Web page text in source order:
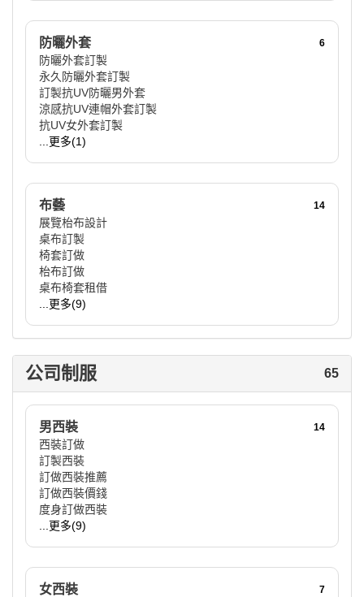
防曬外套 6
防曬外套訂製
永久防曬外套訂製
訂製抗UV防曬男外套
涼感抗UV連帽外套訂製
抗UV女外套訂製
...更多(1)
布藝 14
展覽枱布設計
桌布訂製
椅套訂做
枱布訂做
桌布椅套租借
...更多(9)
公司制服 65
男西裝 14
西裝訂做
訂製西裝
訂做西裝推薦
訂做西裝價錢
度身訂做西裝
...更多(9)
女西裝 7